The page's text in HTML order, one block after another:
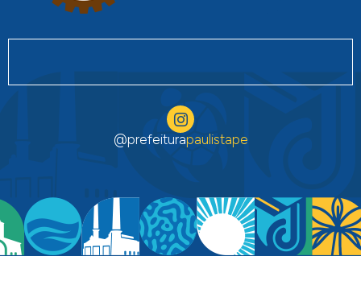
@prefeiturapaulistape